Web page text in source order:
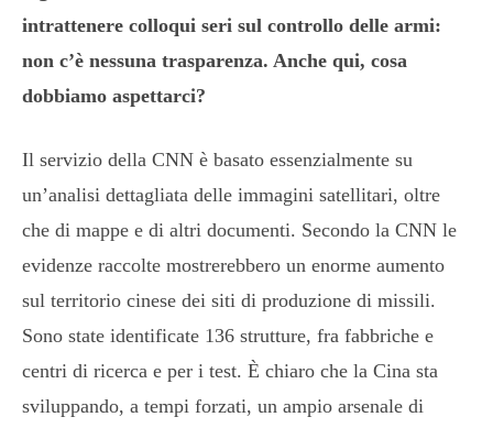
intrattenere colloqui seri sul controllo delle armi:
non c’è nessuna trasparenza. Anche qui, cosa
dobbiamo aspettarci?
Il servizio della CNN è basato essenzialmente su
un’analisi dettagliata delle immagini satellitari, oltre
che di mappe e di altri documenti. Secondo la CNN le
evidenze raccolte mostrerebbero un enorme aumento
sul territorio cinese dei siti di produzione di missili.
Sono state identificate 136 strutture, fra fabbriche e
centri di ricerca e per i test. È chiaro che la Cina sta
sviluppando, a tempi forzati, un ampio arsenale di